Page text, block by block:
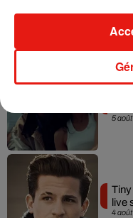
5
4
live